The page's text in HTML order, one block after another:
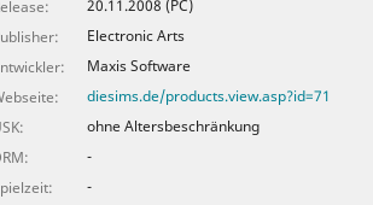
20.11.2008 (PC)
Electronic Arts
Maxis Software
diesims.de/products.view.asp?id=71
ohne Altersbeschränkung
-
-